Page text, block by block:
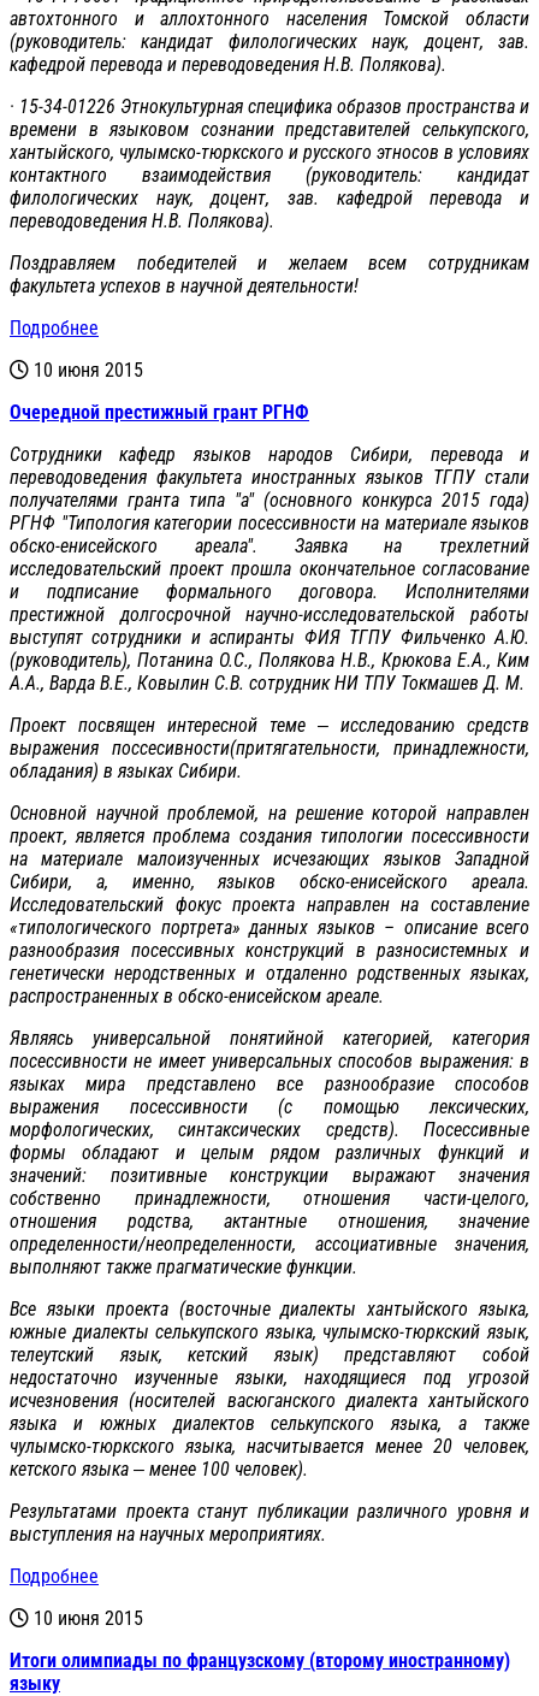
автохтонного и аллохтонного населения Томской области
(руководитель: кандидат филологических наук, доцент, зав.
кафедрой перевода и переводоведения Н.В. Полякова).
· 15-34-01226 Этнокультурная специфика образов пространства и
времени в языковом сознании представителей селькупского,
хантыйского, чулымско-тюркского и русского этносов в условиях
контактного взаимодействия (руководитель: кандидат
филологических наук, доцент, зав. кафедрой перевода и
переводоведения Н.В. Полякова).
Поздравляем победителей и желаем всем сотрудникам
факультета успехов в научной деятельности!
Подробнее
10 июня 2015
Очередной престижный грант РГНФ
Сотрудники кафедр языков народов Сибири, перевода и
переводоведения факультета иностранных языков ТГПУ стали
получателями гранта типа "а" (основного конкурса 2015 года)
РГНФ "Типология категории посессивности на материале языков
обско-енисейского ареала". Заявка на трехлетний
исследовательский проект прошла окончательное согласование
и подписание формального договора. Исполнителями
престижной долгосрочной научно-исследовательской работы
выступят сотрудники и аспиранты ФИЯ ТГПУ Фильченко А.Ю.
(руководитель), Потанина О.С., Полякова Н.В., Крюкова Е.А., Ким
А.А., Варда В.Е., Ковылин С.В. сотрудник НИ ТПУ Токмашев Д. М.
Проект посвящен интересной теме ‒ исследованию средств
выражения поссесивности(притягательности, принадлежности,
обладания) в языках Сибири.
Основной научной проблемой, на решение которой направлен
проект, является проблема создания типологии посессивности
на материале малоизученных исчезающих языков Западной
Сибири, а, именно, языков обско-енисейского ареала.
Исследовательский фокус проекта направлен на составление
«типологического портрета» данных языков – описание всего
разнообразия посессивных конструкций в разносистемных и
генетически неродственных и отдаленно родственных языках,
распространенных в обско-енисейском ареале.
Являясь универсальной понятийной категорией, категория
посессивности не имеет универсальных способов выражения: в
языках мира представлено все разнообразие способов
выражения посессивности (с помощью лексических,
морфологических, синтаксических средств). Посессивные
формы обладают и целым рядом различных функций и
значений: позитивные конструкции выражают значения
собственно принадлежности, отношения части-целого,
отношения родства, актантные отношения, значение
определенности/неопределенности, ассоциативные значения,
выполняют также прагматические функции.
Все языки проекта (восточные диалекты хантыйского языка,
южные диалекты селькупского языка, чулымско-тюркский язык,
телеутский язык, кетский язык) представляют собой
недостаточно изученные языки, находящиеся под угрозой
исчезновения (носителей васюганского диалекта хантыйского
языка и южных диалектов селькупского языка, а также
чулымско-тюркского языка, насчитывается менее 20 человек,
кетского языка ‒ менее 100 человек).
Результатами проекта станут публикации различного уровня и
выступления на научных мероприятиях.
Подробнее
10 июня 2015
Итоги олимпиады по французскому (второму иностранному)
языку